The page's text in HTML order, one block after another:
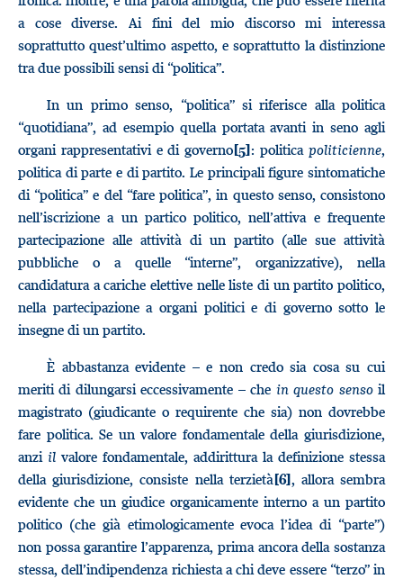
a cose diverse. Ai fini del mio discorso mi interessa
soprattutto quest’ultimo aspetto, e soprattutto la distinzione
tra due possibili sensi di “politica”.
In un primo senso, “politica” si riferisce alla politica
“quotidiana”, ad esempio quella portata avanti in seno agli
organi rappresentativi e di governo[5]: politicapoliticienne,
politica di parte e di partito. Le principali figure sintomatiche
di “politica” e del “fare politica”, in questo senso, consistono
nell’iscrizione a un partico politico, nell’attiva e frequente
partecipazione alle attività di un partito (alle sue attività
pubbliche o a quelle “interne”, organizzative), nella
candidatura a cariche elettive nelle liste di un partito politico,
nella partecipazione a organi politici e di governo sotto le
insegne di un partito.
È abbastanza evidente – e non credo sia cosa su cui
meriti di dilungarsi eccessivamente – che in questo sensoil
magistrato (giudicante o requirente che sia) non dovrebbe
fare politica. Se un valore fondamentale della giurisdizione,
anzi il valore fondamentale, addirittura la definizione stessa
della giurisdizione, consiste nella terzietà[6], allora sembra
evidente che un giudice organicamente interno a un partito
politico (che già etimologicamente evoca l’idea di “parte”)
non possa garantire l’apparenza, prima ancora della sostanza
stessa, dell’indipendenza richiesta a chi deve essere “terzo” in